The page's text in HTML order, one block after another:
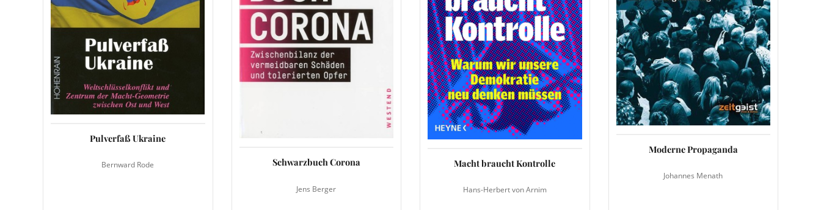
Pulverfaß Ukraine
Bernward Rode Schwarzbuch Corona
Jens Berger
Macht braucht Kontrolle
Hans-Herbert von Arnim
Moderne Propaganda
Johannes Menath